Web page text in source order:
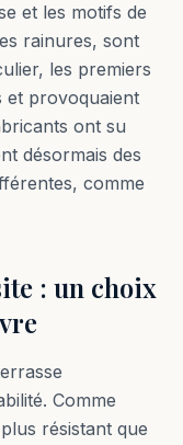
et les motifs de
rainures, sont
les premiers
et provoquaient
ont su
désormais des
comme
: un choix
Comme
résistant que